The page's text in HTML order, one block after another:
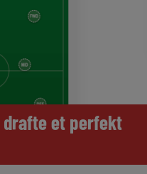
et perfekt